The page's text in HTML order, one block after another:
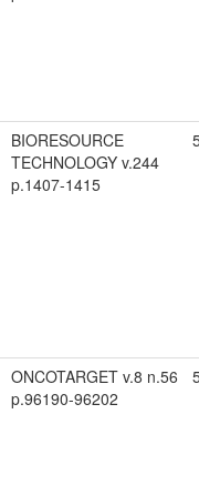
BIORESOURCE
TECHNOLOGY v.244
p.1407-1415
ONCOTARGET v.8 n.56
p.96190-96202